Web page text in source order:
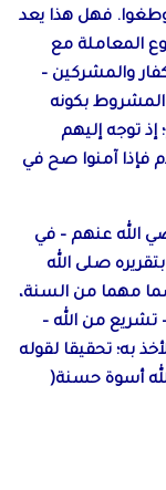
فهل هذا يعد
نوع المعاملة مع
والمشركين –
المشروط بكونه
إذ توجه إليهم
فإذا آمنوا صح في
الله عنهم – في
صلى الله
مهما من السنة،
تشريع من الله –
به؛ تحقيقا لقوله
أسوة حسنة(